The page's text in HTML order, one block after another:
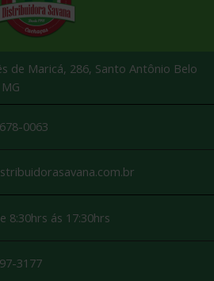
de Maricá, 286, Santo Antônio Belo
0063
8:30hrs ás 17:30hrs
3177